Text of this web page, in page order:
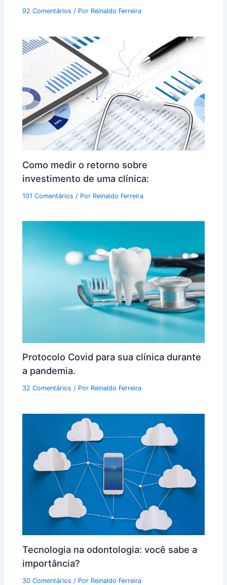
92 Comentários / Por Reinaldo Ferreira
Como medir o retorno sobre
investimento de uma clínica:
101 Comentários / Por Reinaldo Ferreira
Protocolo Covid para sua clínica durante
a pandemia.
32 Comentários / Por Reinaldo Ferreira
Tecnologia na odontologia: você sabe a
importância?
30 Comentários / Por Reinaldo Ferreira